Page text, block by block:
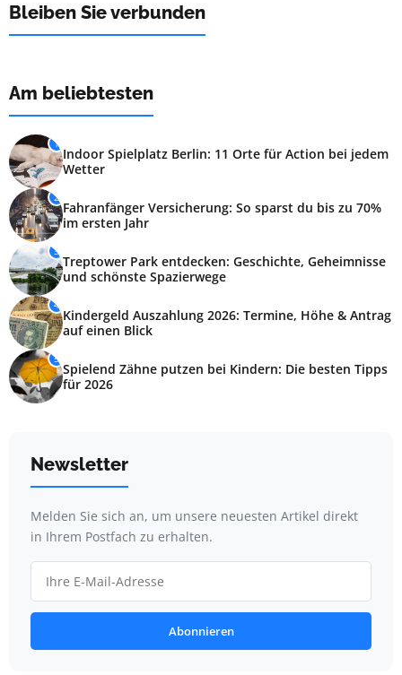
Bleiben Sie verbunden
Am beliebtesten
1
Indoor Spielplatz Berlin: 11 Orte für Action bei jedem
Wetter
2
Fahranfänger Versicherung: So sparst du bis zu 70%
im ersten Jahr
3
Treptower Park entdecken: Geschichte, Geheimnisse
und schönste Spazierwege
4
Kindergeld Auszahlung 2026: Termine, Höhe & Antrag
auf einen Blick
5
Spielend Zähne putzen bei Kindern: Die besten Tipps
für 2026
Newsletter
Melden Sie sich an, um unsere neuesten Artikel direkt
in Ihrem Postfach zu erhalten.
Abonnieren